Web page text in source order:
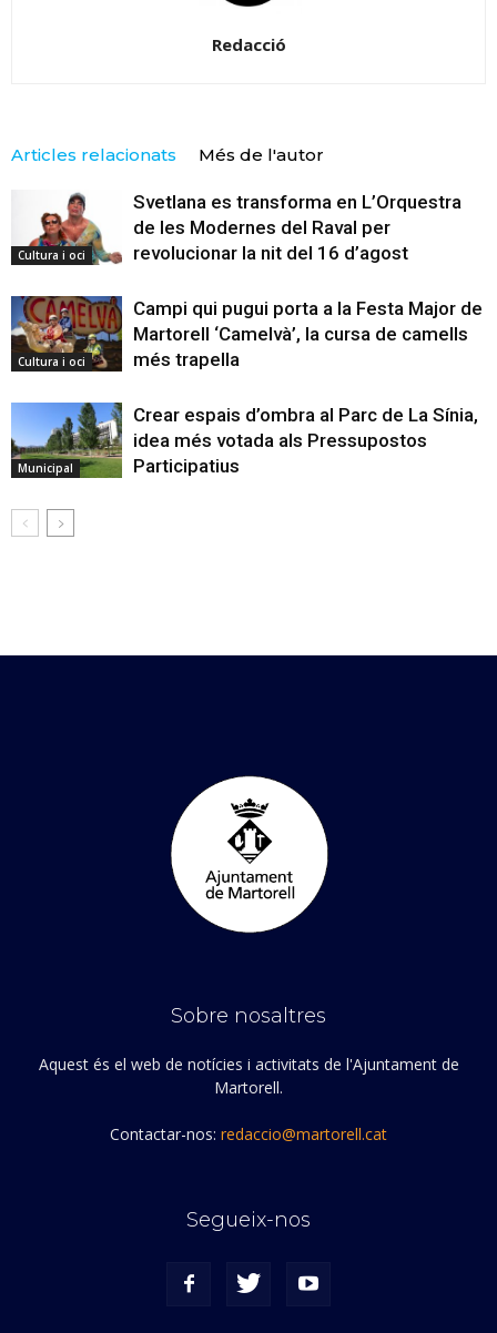
Redacció
Articles relacionats Més de l'autor
Cultura i oci
Svetlana es transforma en L’Orquestra
de les Modernes del Raval per
revolucionar la nit del 16 d’agost
Cultura i oci
Campi qui pugui porta a la Festa Major de
Martorell ‘Camelvà’, la cursa de camells
més trapella
Municipal
Crear espais d’ombra al Parc de La Sínia,
idea més votada als Pressupostos
Participatius
Sobre nosaltres
Aquest és el web de notícies i activitats de l'Ajuntament de
Martorell.
Contactar-nos: redaccio@martorell.cat
Segueix-nos